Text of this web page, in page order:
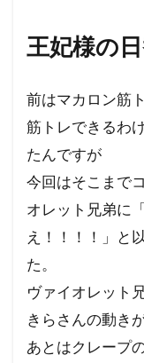
王妃様の
前はマカロン筋
筋トレできるわ
たんですが
今回はそこまで
オレット兄弟に
え！！！！」と
た。
ヴァイオレット
きらさんの動き
あとはクレープ